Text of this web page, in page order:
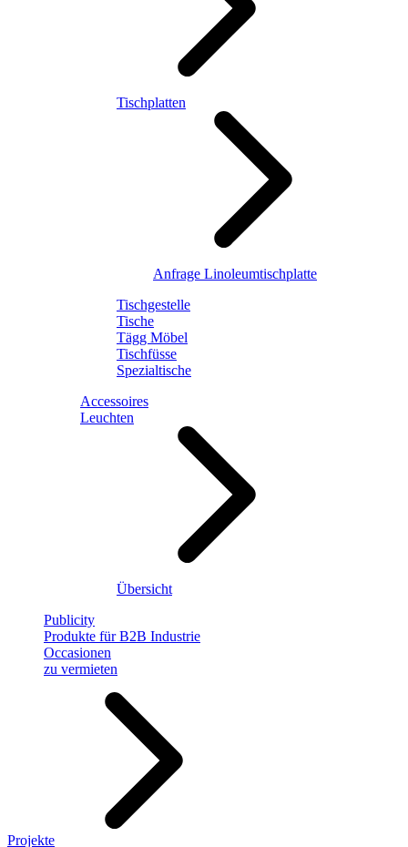
Tischplatten
Anfrage Linoleumtischplatte
Tischgestelle
Tische
Tägg Möbel
Tischfüsse
Spezialtische
Accessoires
Leuchten
Übersicht
Publicity
Produkte für B2B Industrie
Occasionen
zu vermieten
Projekte